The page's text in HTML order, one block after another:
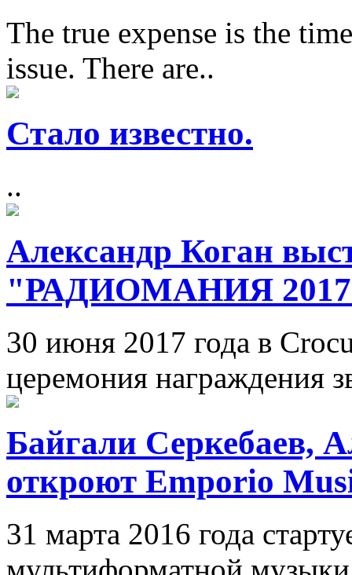
The true expense is the
issue. There are..
Стало известно.
..
Александр Коган
"РАДИОМАНИЯ
30 июня 2017 года в
церемония награждения
Байгали Серкебаев,
откроют Emporio
31 марта 2016 года